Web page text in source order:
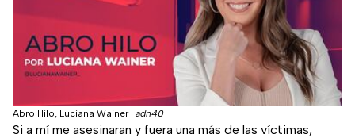
Abro Hilo, Luciana Wainer| adn40
Si a mí me asesinaran y fuera una más de las víctimas,